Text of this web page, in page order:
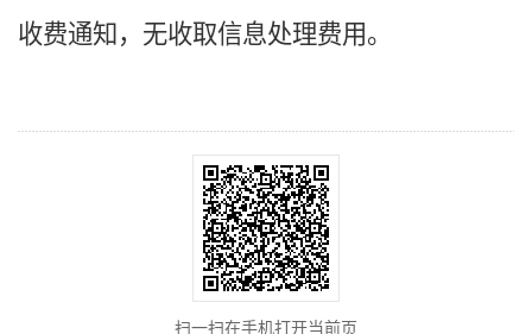
收费通知，无收取信息处理费用。
扫一扫在手机打开当前页